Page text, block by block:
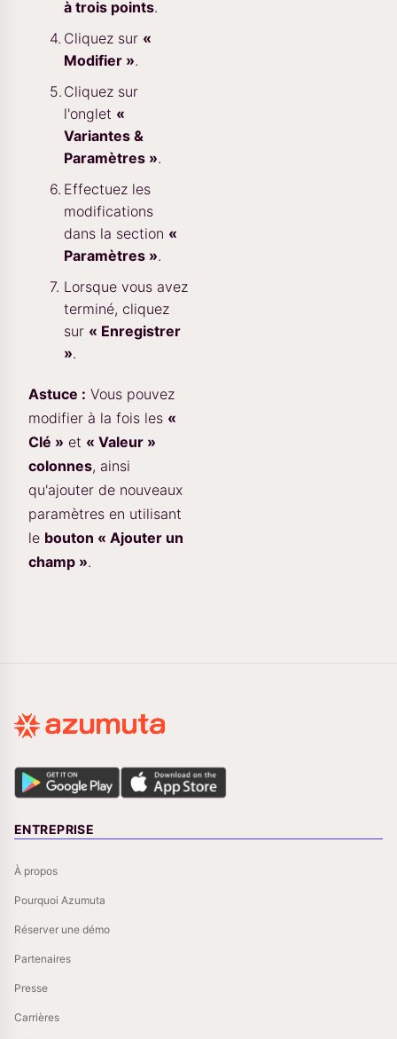
à trois points.
Cliquez sur «
Modifier ».
Cliquez sur
l'onglet «
Variantes &
Paramètres ».
Effectuez les
modifications
dans la section «
Paramètres ».
Lorsque vous avez
terminé, cliquez
sur « Enregistrer
».
Astuce : Vous pouvez
modifier à la fois les «
Clé » et « Valeur »
colonnes, ainsi
qu'ajouter de nouveaux
paramètres en utilisant
le bouton « Ajouter un
champ ».
ENTREPRISE
À propos
Pourquoi Azumuta
Réserver une démo
Partenaires
Presse
Carrières